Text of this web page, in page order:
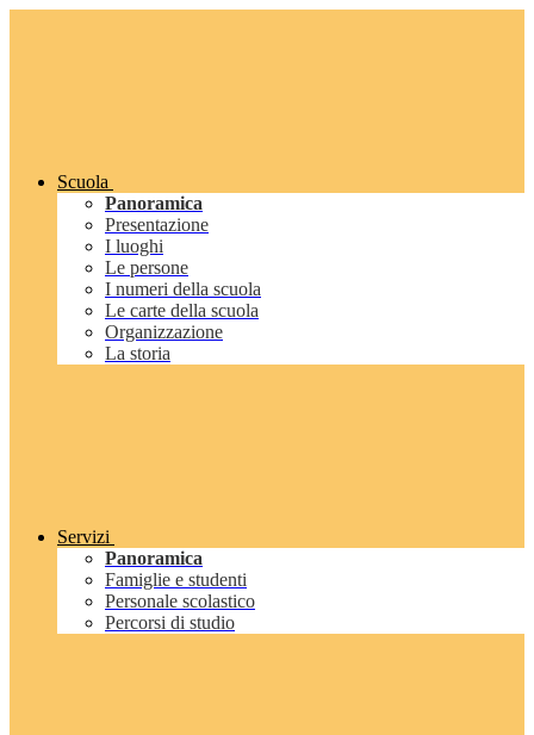
Scuola
Panoramica
Presentazione
I luoghi
Le persone
I numeri della scuola
Le carte della scuola
Organizzazione
La storia
Servizi
Panoramica
Famiglie e studenti
Personale scolastico
Percorsi di studio